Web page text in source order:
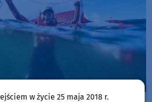
w życie 25 maja 2018 r.